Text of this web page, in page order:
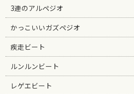
3連のアルペジオ
かっこいいガズペジオ
疾走ビート
ルンルンビート
レゲエビート